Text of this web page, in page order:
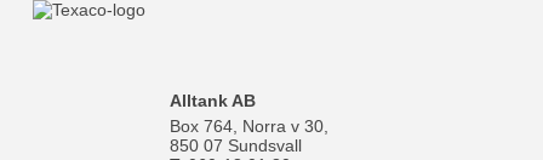
Alltank AB
Box 764, Norra v 30,
850 07 Sundsvall